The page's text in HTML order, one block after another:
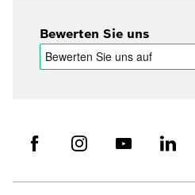
Bewerten Sie uns